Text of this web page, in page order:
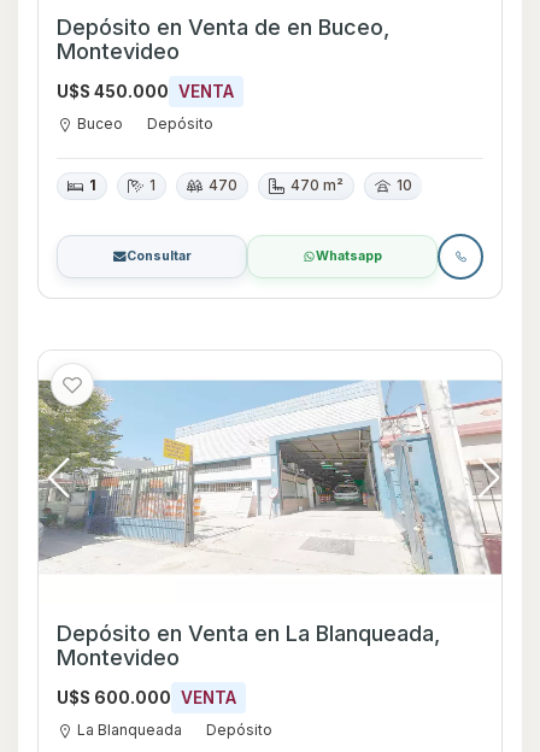
Depósito en Venta de en Buceo,
Montevideo
U$S 450.000 VENTA
Buceo Depósito
1 1 470 470 m² 10
Consultar Whatsapp
Depósito en Venta en La Blanqueada,
Montevideo
U$S 600.000 VENTA
La Blanqueada Depósito